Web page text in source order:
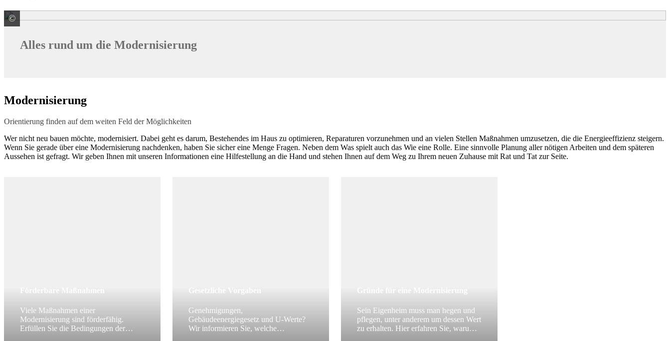
© © LuckyBusiness / stock.adobe.com
Alles rund um die Modernisierung
Modernisierung
Orientierung finden auf dem weiten Feld der Möglichkeiten
Wer nicht neu bauen möchte, modernisiert. Dabei geht es darum, Bestehendes im Haus zu optimieren, Reparaturen vorzunehmen und an vielen Stellen Maßnahmen umzusetzen, die die Energieeffizienz steigern.
Wenn Sie gerade über eine Modernisierung nachdenken, haben Sie sicher eine Menge Fragen. Neben dem Was spielt auch das Wie eine Rolle. Eine sinnvolle Planung aller nötigen Arbeiten und dem späteren
Aussehen ist gefragt. Wir geben Ihnen mit unseren Informationen eine Hilfestellung an die Hand und stehen Ihnen auf dem Weg zu Ihrem neuen Zuhause mit Rat und Tat zur Seite.
Förderbare Maßnahmen
Viele Maßnahmen einer
Modernisierung sind förderfähig.
Erfüllen Sie die Bedingungen der
Gesetzliche Vorgaben
Genehmigungen,
Gebäudeenergiegesetz und U-Werte?
Wir informieren Sie, welche
Gründe für eine Modernisierung
Sein Eigenheim muss man hegen und
pflegen, unter anderem um dessen Wert
zu erhalten. Hier erfahren Sie, warum